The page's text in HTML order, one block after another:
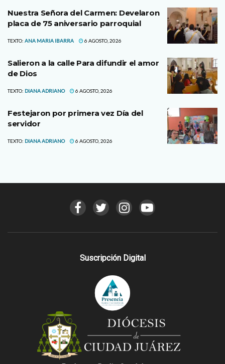
Nuestra Señora del Carmen: Develaron
placa de 75 aniversario parroquial
TEXTO: ANA MARIA IBARRA 6 AGOSTO, 2026
Salieron a la calle Para difundir el amor
de Dios
TEXTO: DIANA ADRIANO 6 AGOSTO, 2026
Festejaron por primera vez Día del
servidor
TEXTO: DIANA ADRIANO 6 AGOSTO, 2026
Suscripción Digital